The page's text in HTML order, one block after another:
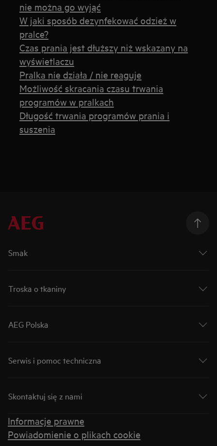
nie można go wyjąć
W jaki sposób dezynfekować odzież w
pralce?
Czas prania jest dłuższy niż wskazany na
wyświetlaczu
Pralka nie działa / nie reaguje
Możliwość skracania czasu trwania
programów w pralkach
Długość trwania programów prania i
suszenia
Smak
Troska o tkaniny
AEG Polska
Serwis i pomoc techniczna
Skontaktuj się z nami
Informacje prawne
Powiadomienie o plikach cookie